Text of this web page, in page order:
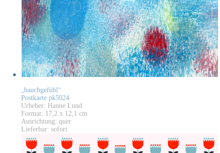
„bauchgefühl“
Postkarte pk5024
Urheber: Hanne Lund
Format: 17,2 x 12,1 cm
Ausrichtung: quer
Lieferbar: sofort